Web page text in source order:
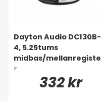
Dayton Audio DC130B-
4, 5.25tums
midbas/mellanregiste
r
332 kr